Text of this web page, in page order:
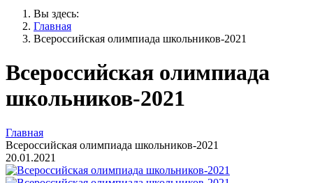
Вы здесь:
Главная
Всероссийская олимпиада школьников-2021
Всероссийская олимпиада
школьников-2021
Главная
Всероссийская олимпиада школьников-2021
20.01.2021